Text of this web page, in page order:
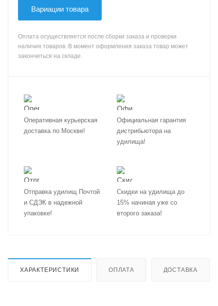
Вариации товара
Оплата осуществляется после сборки заказа и проверки
наличия товаров. В момент оформления заказа товар может
закончиться на складе.
Оперативная курьерская
доставка по Москве!
Официальная гарантия
дистрибьютора на
удилища!
Отправка удилищ Почтой
и СДЭК в надежной
упаковке!
Скидки на удилища до
15% начиная уже со
второго заказа!
ХАРАКТЕРИСТИКИ ОПЛАТА ДОСТАВКА